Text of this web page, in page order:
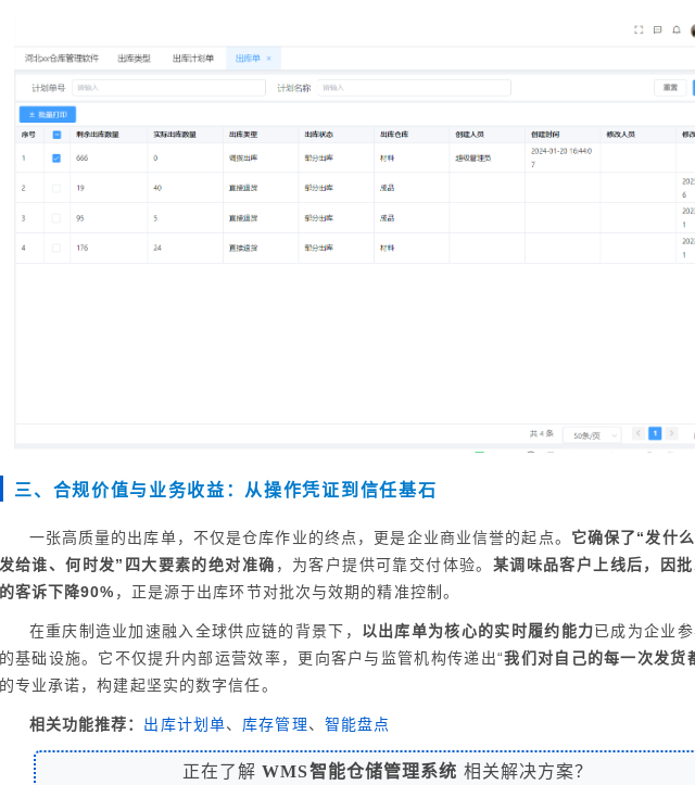
三、合规价值与业务收益：从操作凭证到信任基石
一张高质量的出库单，不仅是仓库作业的终点，更是企业商业信誉的起点。 它确保了“发什么
发给谁、何时发”四大要素的绝对准确 ，为客户提供可靠交付体验。 某调味品客户上线后，因
的客诉下降90% ，正是源于出库环节对批次与效期的精准控制。
在重庆制造业加速融入全球供应链的背景下， 以出库单为核心的实时履约能力已成为企业
的基础设施。它不仅提升内部运营效率，更向客户与监管机构传递出“我们对自己的每一次发货
的专业承诺，构建起坚实的数字信任。
相关功能推荐： 出库计划单、 库存管理、 智能盘点
正在了解WMS智能仓储管理系统 相关解决方案？